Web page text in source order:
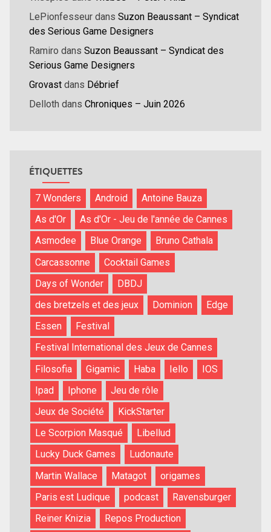
LePionfesseur dans Suzon Beaussant – Syndicat
des Serious Game Designers
Ramiro dans Suzon Beaussant – Syndicat des
Serious Game Designers
Grovast dans Débrief
Delloth dans Chroniques – Juin 2026
ÉTIQUETTES
7 Wonders Android
Antoine Bauza
As d'Or
As d'Or - Jeu de l'année de Cannes
Asmodee
Blue Orange
Bruno Cathala
Carcassonne
Cocktail Games
Days of Wonder
DBDJ
des bretzels et des jeux
Dominion
Edge
Essen
Festival
Festival International des Jeux de Cannes
Filosofia
Gigamic Haba Iello
IOS
Ipad
Iphone
Jeu de rôle
Jeux de Société
KickStarter
Le Scorpion Masqué
Libellud
Lucky Duck Games
Ludonaute
Martin Wallace
Matagot
origames
Paris est Ludique
podcast
Ravensburger
Reiner Knizia
Repos Production